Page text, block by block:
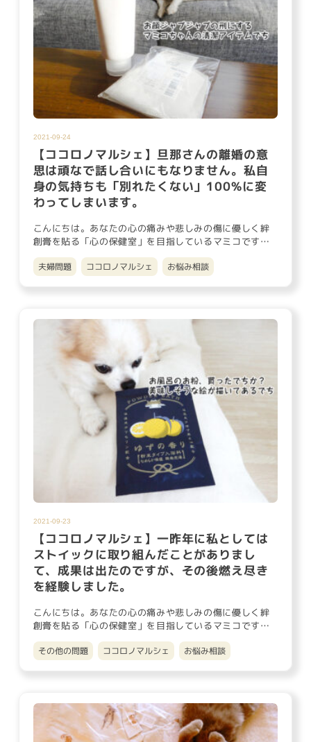
2021-09-24
【ココロノマルシェ】旦那さんの離婚の意
思は頑なで話し合いにもなりません。私自
身の気持ちも「別れたくない」100%に変
わってしまいます。
こんにちは。あなたの心の痛みや悲しみの傷に優しく絆
創膏を貼る「心の保健室」を目指しているマミコです。
シャンプータイムが…
夫婦問題 ココロノマルシェ お悩み相談
2021-09-23
【ココロノマルシェ】一昨年に私としては
ストイックに取り組んだことがありまし
て、成果は出たのですが、その後燃え尽き
を経験しました。
こんにちは。あなたの心の痛みや悲しみの傷に優しく絆
創膏を貼る「心の保健室」を目指しているマミコです。
実家の近くにある雑…
その他の問題 ココロノマルシェ お悩み相談